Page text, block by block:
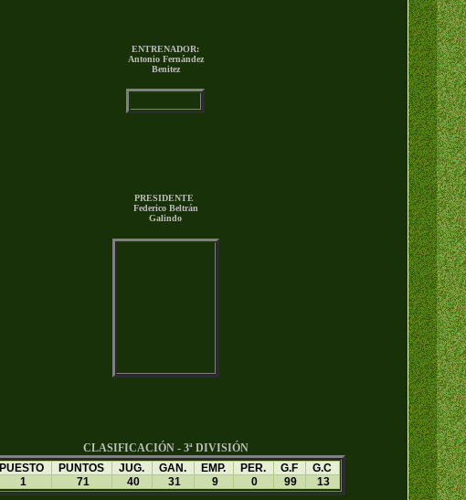
ENTRENADOR:
Antonio Fernández
Benitez
PRESIDENTE
Federico Beltrán
Galindo
CLASIFICACIÓN - 3ª DIVISIÓN
PUESTO
PUNTOS JUG. GAN. EMP. PER. G.F
G.C
1
71 40 31 9 0 99 13